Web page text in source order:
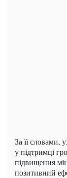
За її словами,
у підтримці
підвищення
позитивний